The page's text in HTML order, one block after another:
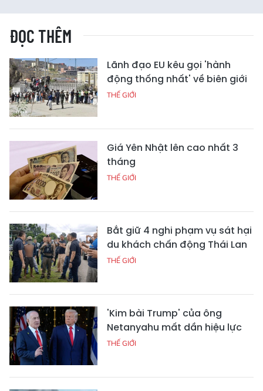
ĐỌC THÊM
Lãnh đạo EU kêu gọi 'hành
động thống nhất' về biên giới
THẾ GIỚI
Giá Yên Nhật lên cao nhất 3
tháng
THẾ GIỚI
Bắt giữ 4 nghi phạm vụ sát hại
du khách chấn động Thái Lan
THẾ GIỚI
'Kim bài Trump' của ông
Netanyahu mất dần hiệu lực
THẾ GIỚI